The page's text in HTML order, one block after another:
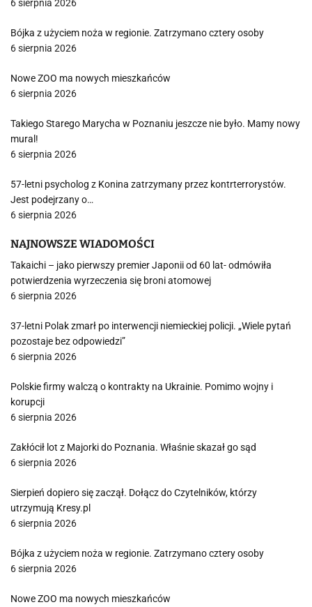
6 sierpnia 2026
Bójka z użyciem noża w regionie. Zatrzymano cztery osoby
6 sierpnia 2026
Nowe ZOO ma nowych mieszkańców
6 sierpnia 2026
Takiego Starego Marycha w Poznaniu jeszcze nie było. Mamy nowy
mural!
6 sierpnia 2026
57-letni psycholog z Konina zatrzymany przez kontrterrorystów.
Jest podejrzany o…
6 sierpnia 2026
NAJNOWSZE WIADOMOŚCI
Takaichi – jako pierwszy premier Japonii od 60 lat- odmówiła
potwierdzenia wyrzeczenia się broni atomowej
6 sierpnia 2026
37-letni Polak zmarł po interwencji niemieckiej policji. „Wiele pytań
pozostaje bez odpowiedzi”
6 sierpnia 2026
Polskie firmy walczą o kontrakty na Ukrainie. Pomimo wojny i
korupcji
6 sierpnia 2026
Zakłócił lot z Majorki do Poznania. Właśnie skazał go sąd
6 sierpnia 2026
Sierpień dopiero się zaczął. Dołącz do Czytelników, którzy
utrzymują Kresy.pl
6 sierpnia 2026
Bójka z użyciem noża w regionie. Zatrzymano cztery osoby
6 sierpnia 2026
Nowe ZOO ma nowych mieszkańców